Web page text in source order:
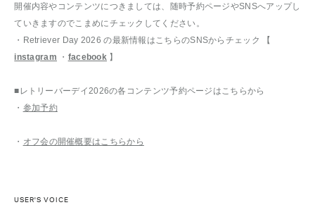
開催内容やコンテンツにつきましては、随時予約ページやSNSへアップし
ていきますのでこまめにチェックしてください。
・Retriever Day 2026 の最新情報はこちらのSNSからチェック 【
instagram ・ facebook 】
■レトリーバーデイ2026の各コンテンツ予約ページはこちらから
・ 参加予約
・ オフ会の開催概要はこちらから
USER'S VOICE